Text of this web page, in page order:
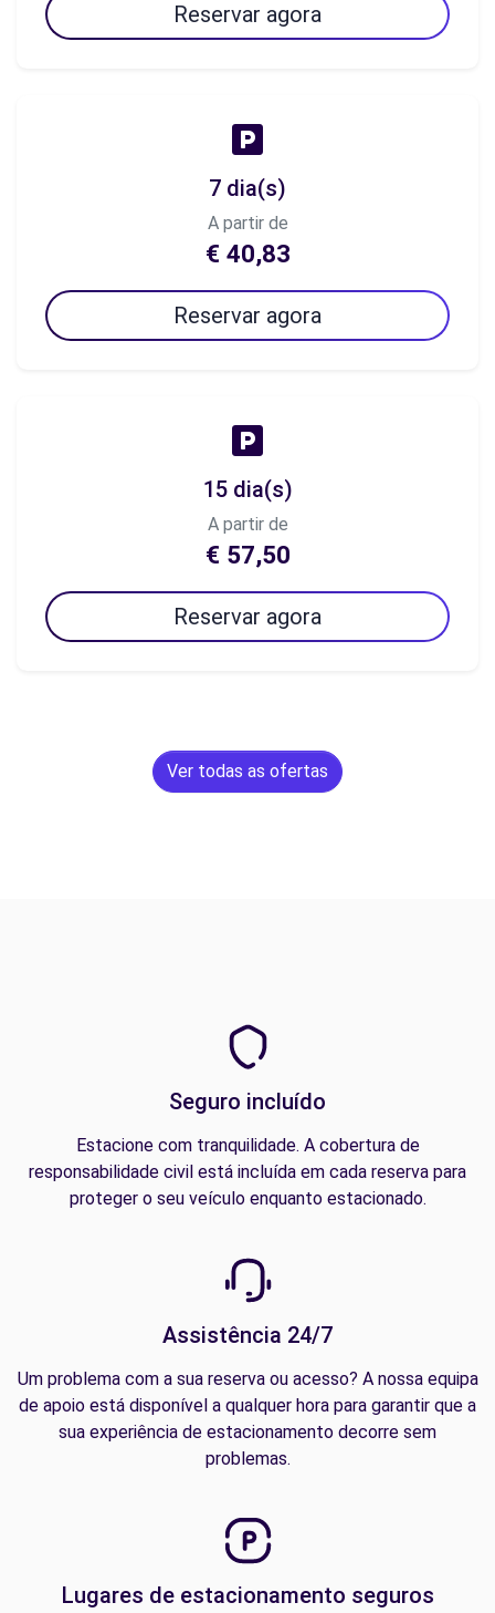
Reservar agora
7 dia(s)
A partir de
€ 40,83
Reservar agora
15 dia(s)
A partir de
€ 57,50
Reservar agora
Ver todas as ofertas
Seguro incluído
Estacione com tranquilidade. A cobertura de
responsabilidade civil está incluída em cada reserva para
proteger o seu veículo enquanto estacionado.
Assistência 24/7
Um problema com a sua reserva ou acesso? A nossa equipa
de apoio está disponível a qualquer hora para garantir que a
sua experiência de estacionamento decorre sem
problemas.
Lugares de estacionamento seguros